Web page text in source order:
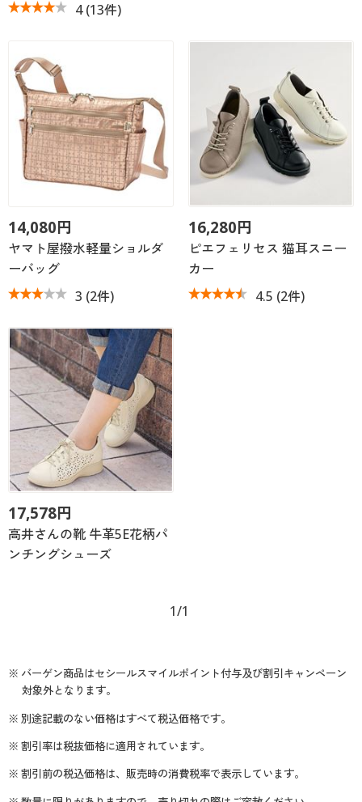
4(13件)
14,080円
ヤマト屋撥水軽量ショルダ
ーバッグ
3 (2件)
16,280円
ピエフェリセス 猫耳スニー
カー
4.5 (2件)
17,578円
高井さんの靴 牛革5E花柄パ
ンチングシューズ
1/1
※ バーゲン商品はセシールスマイルポイント付与及び割引キャンペーン
対象外となります。
※ 別途記載のない価格はすべて税込価格です。
※ 割引率は税抜価格に適用されています。
※ 割引前の税込価格は、販売時の消費税率で表示しています。